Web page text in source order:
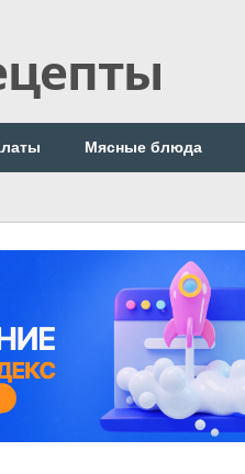
Мясные блюда